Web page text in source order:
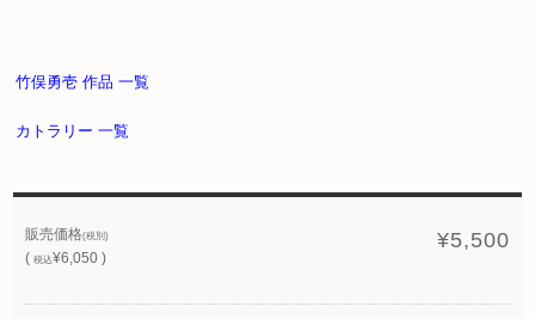
竹俣勇壱 作品 一覧
カトラリー 一覧
販売価格(税別)
(税込¥6,050 )
¥5,500